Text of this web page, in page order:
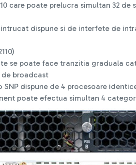
care poate prelucra simultan 32 de
dispune si de interfete de
se poate face tranzitia graduala
broadcast
dispune de 4 procesoare
poate efectua simultan 4